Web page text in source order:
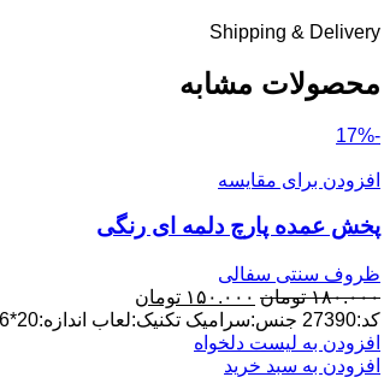
Shipping & Delivery
محصولات مشابه
-17%
افزودن برای مقایسه
پخش عمده پارچ دلمه ای رنگی
ظروف سنتی سفالی
۱۸۰.۰۰۰ تومان قیمت
اصلی:
بود.
۱۵۰.۰۰۰ تومان
فعلی:
کد:27390 جنس:سرامیک تکنیک:لعاب اندازه:20*16 تعداددرکارتن:12عدد پخش عمده ارسال از لالجین
افزودن به لیست دلخواه
افزودن به سبد خرید